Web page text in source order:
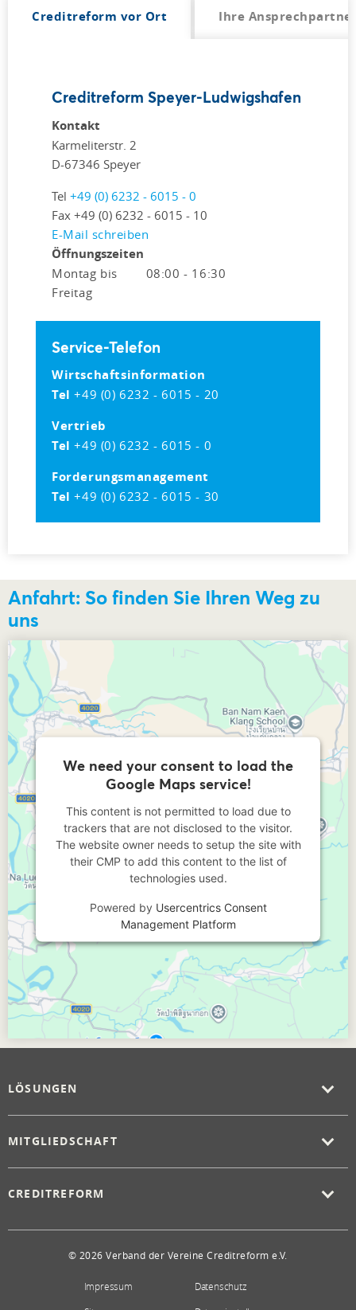
Creditreform vor Ort Ihre
Creditreform Speyer-Ludwigshafen
Kontakt
Karmeliterstr. 2
D-67346 Speyer
Tel +49 (0) 6232 - 6015 - 0
Fax +49 (0) 6232 - 6015 - 10
E-Mail schreiben
Öffnungszeiten
Montag bis
Freitag
08:00 - 16:30
Service-Telefon
Wirtschaftsinformation
Tel+49 (0) 6232 - 6015 - 20
Vertrieb
Tel+49 (0) 6232 - 6015 - 0
Forderungsmanagement
Tel+49 (0) 6232 - 6015 - 30
Anfahrt: So finden Sie Ihren Weg zu
uns
We need your consent to load the
Google Maps service!
This content is not permitted to load due to
trackers that are not disclosed to the visitor.
The website owner needs to setup the site with
their CMP to add this content to the list of
technologies used.
Powered by Usercentrics Consent
Management Platform
LÖSUNGEN
MITGLIEDSCHAFT
CREDITREFORM
© 2026 Verband der Vereine Creditreform e.V.
Impressum
Datenschutz